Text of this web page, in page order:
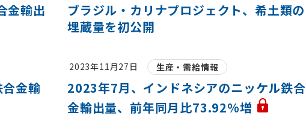
金輸出
ブラジル・カリナプロジェクト、希土類の
埋蔵量を初公開
金輸
2023年11月27日 生産・需給情報
2023年7月、インドネシアのニッケル鉄合
金輸出量、前年同月比73.92%増